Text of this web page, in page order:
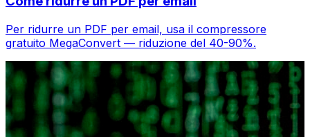
Per ridurre un PDF per email, usa il compressore
gratuito MegaConvert — riduzione del 40-90%.